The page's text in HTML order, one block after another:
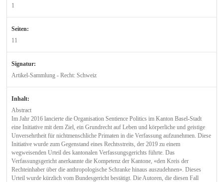
1
Seiten:
11
Signatur:
Artikel-Sammlung - Recht: Schweiz
Inhalt:
Abstract
Im Jahr 2016 lancierte die Organisation Sentience Politics im Kanton Basel-Stadt
eine Initiative mit dem Ziel, ein Grundrecht auf Leben und körperliche und geistige
Unversehrtheit für nichtmenschliche Primaten in die Verfassung aufzunehmen. Diese
Initiative wurde zum Gegenstand eines Rechtsstreits, der 2019 zu einem
wegweisenden Urteil des kantonalen Verfassungsgerichts führte. Das
Verfassungsgericht anerkannte die Kompetenz der Kantone, «den Kreis der
Rechteinhaber über die anthropologische Schranke hinaus auszudehnen». Dieses
Urteil wurde kürzlich vom Bundesgericht bestätigt. Die Autoren, die diesen Fall